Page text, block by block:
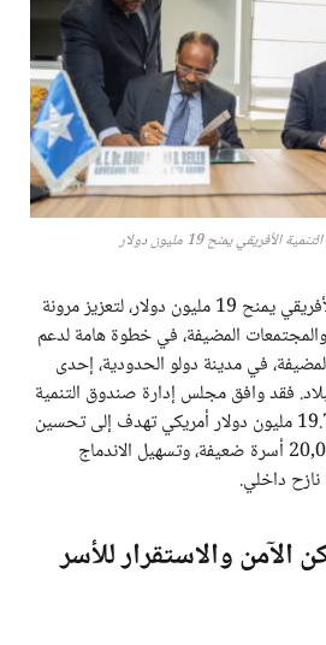
يمنح 19 مليون دولار
الصومال: صندوق التنمية الأفريقي يمنح 19 مليون دولار، لتعزيز مرونة
المضيفة، في خطوة هامة لدعم
في مدينة دولو الحدودية، إحدى
فقد وافق مجلس إدارة صندوق التنمية
الأفريقي على منحة بقيمة 19.7 مليون دولار أمريكي تهدف إلى تحسين
ظروف المعيشة لحوالي 20,000 أسرة ضعيفة، وتسهيل الاندماج
والاستقرار للأسر